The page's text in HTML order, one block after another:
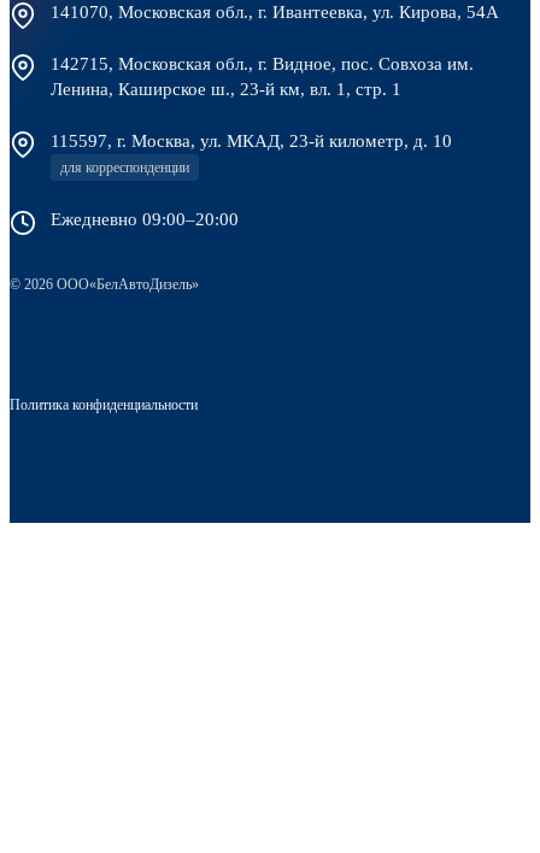
141070, Московская обл., г. Ивантеевка, ул. Кирова, 54А
142715, Московская обл., г. Видное, пос. Совхоза им.
Ленина, Каширское ш., 23-й км, вл. 1, стр. 1
115597, г. Москва, ул. МКАД, 23-й километр, д. 10
для корреспонденции
Ежедневно 09:00–20:00
© 2026 ООО«БелАвтоДизель»
Политика конфиденциальности